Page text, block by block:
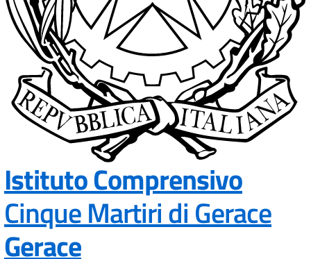
Istituto Comprensivo
Cinque Martiri di Gerace
Gerace— Visita la pagina